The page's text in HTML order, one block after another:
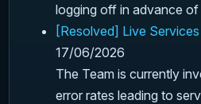
logging off in advance
[Resolved] Live
17/06/2026
The Team is currently
error rates leading to